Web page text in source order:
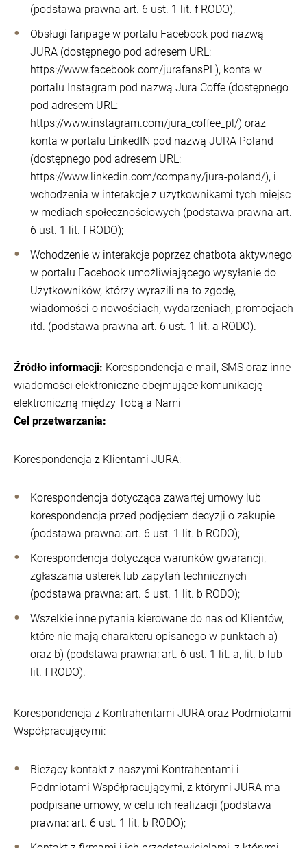
(podstawa prawna art. 6 ust. 1 lit. f RODO);
Obsługi fanpage w portalu Facebook pod nazwą
JURA (dostępnego pod adresem URL:
https://www.facebook.com/jurafansPL), konta w
portalu Instagram pod nazwą Jura Coffe (dostępnego
pod adresem URL:
https://www.instagram.com/jura_coffee_pl/) oraz
konta w portalu LinkedIN pod nazwą JURA Poland
(dostępnego pod adresem URL:
https://www.linkedin.com/company/jura-poland/), i
wchodzenia w interakcje z użytkownikami tych miejsc
w mediach społecznościowych (podstawa prawna art.
6 ust. 1 lit. f RODO);
Wchodzenie w interakcje poprzez chatbota aktywnego
w portalu Facebook umożliwiającego wysyłanie do
Użytkowników, którzy wyrazili na to zgodę,
wiadomości o nowościach, wydarzeniach, promocjach
itd. (podstawa prawna art. 6 ust. 1 lit. a RODO).
Źródło informacji: Korespondencja e-mail, SMS oraz inne
wiadomości elektroniczne obejmujące komunikację
elektroniczną między Tobą a Nami
Cel przetwarzania:
Korespondencja z Klientami JURA:
Korespondencja dotycząca zawartej umowy lub
korespondencja przed podjęciem decyzji o zakupie
(podstawa prawna: art. 6 ust. 1 lit. b RODO);
Korespondencja dotycząca warunków gwarancji,
zgłaszania usterek lub zapytań technicznych
(podstawa prawna: art. 6 ust. 1 lit. b RODO);
Wszelkie inne pytania kierowane do nas od Klientów,
które nie mają charakteru opisanego w punktach a)
oraz b) (podstawa prawna: art. 6 ust. 1 lit. a, lit. b lub
lit. f RODO).
Korespondencja z Kontrahentami JURA oraz Podmiotami
Współpracującymi:
Bieżący kontakt z naszymi Kontrahentami i
Podmiotami Współpracującymi, z którymi JURA ma
podpisane umowy, w celu ich realizacji (podstawa
prawna: art. 6 ust. 1 lit. b RODO);